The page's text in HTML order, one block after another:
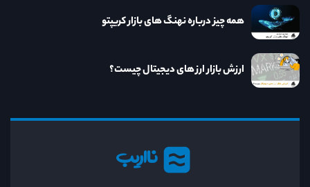
نااریب
همه چیز درباره نهنگ های بازار کریپتو
ارزش بازار ارز های دیجیتال چیست؟